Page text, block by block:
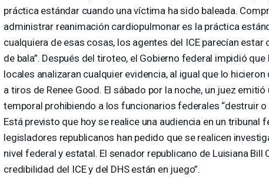
práctica estándar cuando una víctima ha sido baleada.
administrar reanimación cardiopulmonar es la práctica
cualquiera de esas cosas, los agentes del ICEparecían estar
de bala”. Después del tiroteo, el Gobierno federal impidió
locales analizaran cualquier evidencia, al igual que lo
a tiros de Renee Good. El sábado por la noche, un juez
temporal prohibiendo a los funcionarios federales “destruir o
Está previsto que hoy se realice una audiencia en un tribunal
legisladores republicanos han pedido que se realicen
nivel federal y estatal. El senador republicano de Luisiana Bill
credibilidad del ICEy del DHSestán en juego”.